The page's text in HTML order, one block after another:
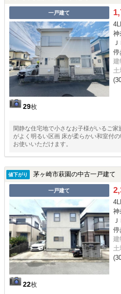
一戸建て
29枚
神
停
建
土
閑静な住宅地で小さなお子様がいるご家
がよく明るい区画 床が柔らかい和室付
お使いいただけます。
値下がり 茅ヶ崎市萩園の中古一戸建て
一戸建て
22枚
神
停
建
土